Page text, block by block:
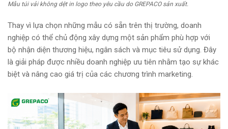
Mẫu túi vải không dệt in logo theo yêu cầu do GREPACO sản xuất.
Thay vì lựa chọn những mẫu có sẵn trên thị trường, doanh
nghiệp có thể chủ động xây dựng một sản phẩm phù hợp với
bộ nhận diện thương hiệu, ngân sách và mục tiêu sử dụng. Đây
là giải pháp được nhiều doanh nghiệp ưu tiên nhằm tạo sự khác
biệt và nâng cao giá trị của các chương trình marketing.